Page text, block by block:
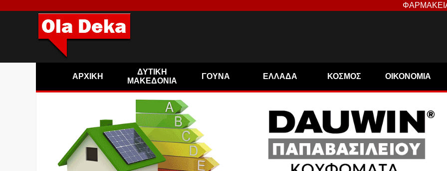
ΑΡΧΙΚΗ
ΔΥΤΙΚΗ
ΜΑΚΕΔΟΝΙΑ
ΓΟΥΝΑ ΕΛΛΑΔΑ ΚΟΣΜΟΣ ΟΙΚΟΝΟΜΙΑ